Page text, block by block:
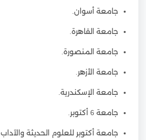
جامعة أسوان.
جامعة القاهرة.
جامعة المنصورة.
جامعة الأزهر.
جامعة الإسكندرية.
جامعة 6 أكتوبر.
جامعة أكتوبر للعلوم الحديثة والآداب.